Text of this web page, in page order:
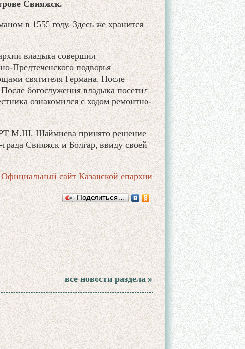
Свияжск.
в 1555 году. Здесь же хранится
владыка совершил
Предтеченского подворья
святителя Германа. После
богослужения владыка посетил
ознакомился с ходом ремонтно-
РТ М.Ш. Шаймиева принято решение
града Свияжск и Болгар, ввиду своей
Официальный сайт Казанской епархии
Поделиться…
все новости раздела »